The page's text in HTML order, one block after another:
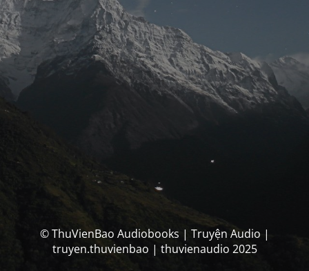
© ThuVienBao Audiobooks | Truyện Audio |
truyen.thuvienbao | thuvienaudio 2025